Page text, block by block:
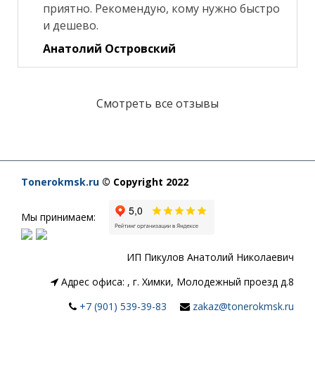
приятно. Рекомендую, кому нужно быстро
и дешево.
Анатолий Островский
Смотреть все отзывы
Tonerokmsk.ru © Copyright 2022
Мы принимаем:
ИП Пикулов Анатолий Николаевич
Адрес офиса: , г. Химки, Молодежный проезд д.8
+7 (901) 539-39-83
zakaz@tonerokmsk.ru